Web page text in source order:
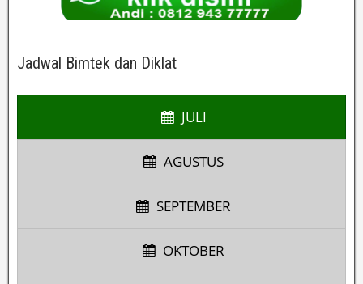
Jadwal Bimtek dan Diklat
JULI
AGUSTUS
SEPTEMBER
OKTOBER